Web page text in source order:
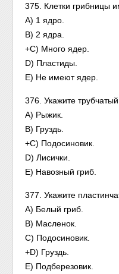
375. Клетки грибницы
А) 1 ядро.
В) 2 ядра.
+С) Много ядер.
D) Пластиды.
Е) Не имеют ядер.
376. Укажите трубчатый
А) Рыжик.
В) Груздь.
+С) Подосиновик.
D) Лисички.
Е) Навозный гриб.
377. Укажите
А) Белый гриб.
В) Масленок.
С) Подосиновик.
+D) Груздь.
Е) Подберезовик.